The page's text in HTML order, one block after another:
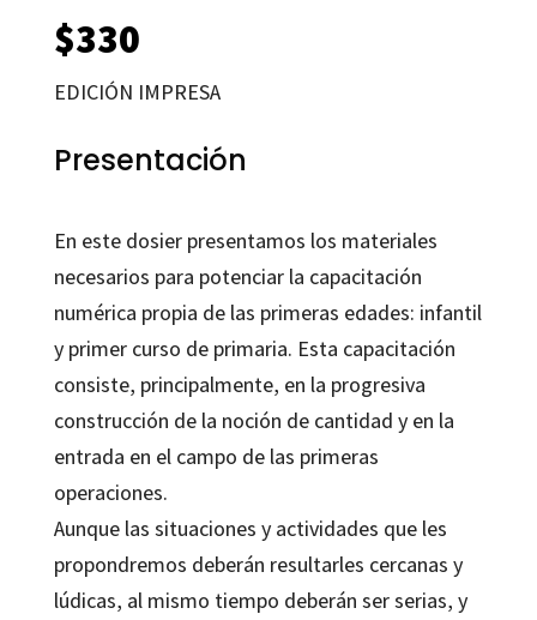
$330
EDICIÓN IMPRESA
Presentación
En este dosier presentamos los materiales
necesarios para potenciar la capacitación
numérica propia de las primeras edades: infantil
y primer curso de primaria. Esta capacitación
consiste, principalmente, en la progresiva
construcción de la noción de cantidad y en la
entrada en el campo de las primeras
operaciones.
Aunque las situaciones y actividades que les
propondremos deberán resultarles cercanas y
lúdicas, al mismo tiempo deberán ser serias, y